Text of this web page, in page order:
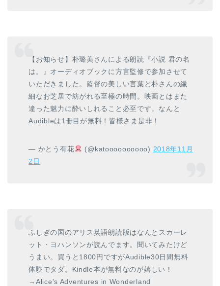
【お知らせ】朴璐美さんによる朗読『小説 君の名
は。』オーディオブックに方言監修で参加させて
いただきました。監督の美しい言葉と朴さんの繊
細なお芝居で紡がれる至極の時間。映画とはまた
違った魅力に酔いしれること必至です。なんと
Audibleは1冊目が無料！皆様さま是非！
— かとう有花 (@katoooooooooo) 2018年11月
2日
ふしぎの国のアリス英語朗読版はなんとスカーレ
ット・ヨハンソンが読んでます。聞いてみたけど
うまい。買うと1800円ですがAudible30日間無料
体験でタダ。Kindle本が無料なのが嬉しい！
→Alice’s Adventures in Wonderland